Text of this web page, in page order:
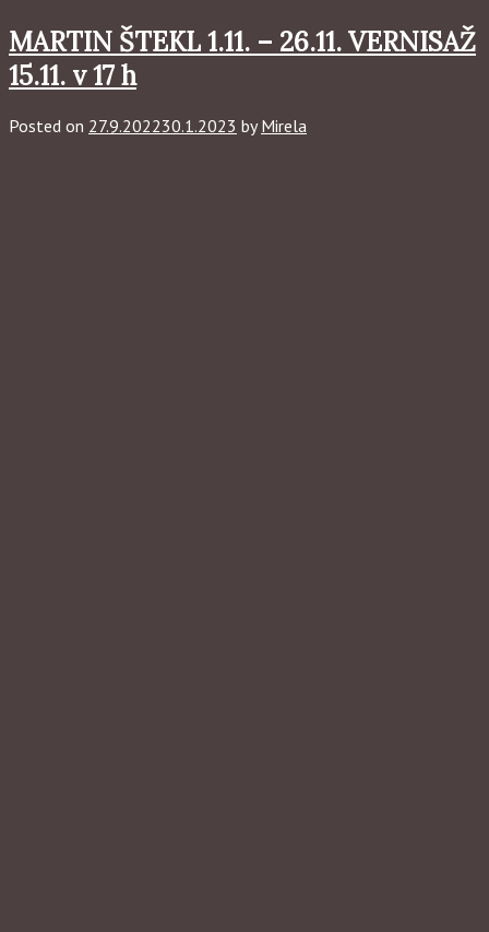
MARTIN ŠTEKL 1.11. – 26.11. VERNISAŽ
15.11. v 17 h
Posted on 27.9.202230.1.2023 byMirela